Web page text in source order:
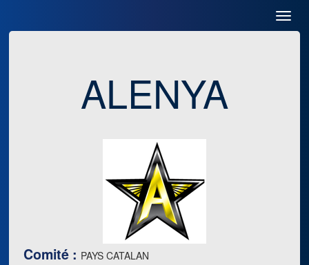
ALENYA
Comité : PAYS CATALAN